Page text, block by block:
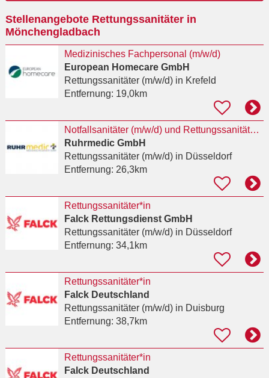
eingeben
Stellenangebote Rettungssanitäter in
Mönchengladbach
Medizinisches Fachpersonal (m/w/d)
European Homecare GmbH
Rettungssanitäter (m/w/d)in Krefeld
Entfernung: 19,0km
Notfallsanitäter (m/w/d) und Rettungssanitäter (m/w/d) für Düsseldorf
Ruhrmedic GmbH
Rettungssanitäter (m/w/d)in Düsseldorf
Entfernung: 26,3km
Rettungssanitäter*in
Falck Rettungsdienst GmbH
Rettungssanitäter (m/w/d)in Düsseldorf
Entfernung: 34,1km
Rettungssanitäter*in
Falck Deutschland
Rettungssanitäter (m/w/d)in Duisburg
Entfernung: 38,7km
Rettungssanitäter*in
Falck Deutschland